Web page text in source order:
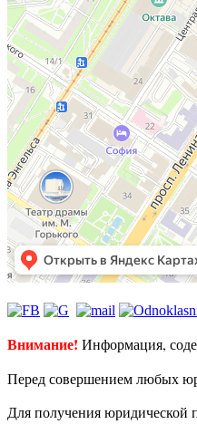
Внимание! Информация,
Перед совершением любых
Для получения юридической